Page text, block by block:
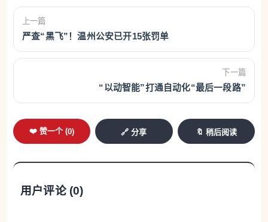
上一篇
严查“黑飞”！温州公安已开15张罚单
下一篇
“以动智能”打通自动化“最后一段路”
❤️ 赞一个 (0) 🔗 分享 🔖 稍后阅读
用户评论 (0)